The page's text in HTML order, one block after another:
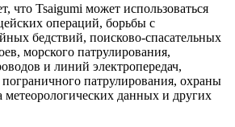
что Tsaigumi может использоваться
операций, борьбы с
бедствий, поисково-спасательных
морского патрулирования,
и линий электропередач,
патрулирования, охраны
метеорологических данных и других